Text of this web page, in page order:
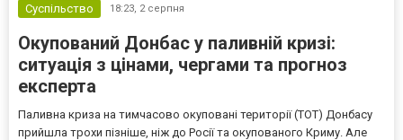
Суспільство 18:23, 2 серпня
Окупований Донбас у паливній кризі:
ситуація з цінами, чергами та прогноз
експерта
Паливна криза на тимчасово окуповані території (ТОТ) Донбасу
прийшла трохи пізніше, ніж до Росії та окупованого Криму. Але